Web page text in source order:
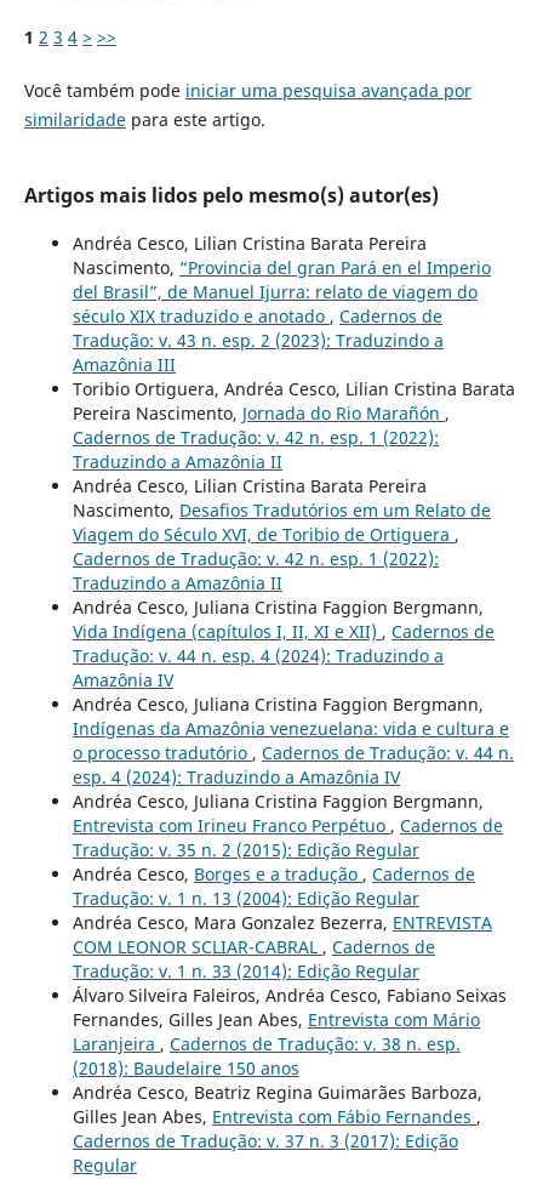
1 2 3 4 > >>
Você também pode iniciar uma pesquisa avançada por
similaridadepara este artigo.
Artigos mais lidos pelo mesmo(s) autor(es)
Andréa Cesco, Lilian Cristina Barata Pereira
Nascimento, “Provincia del gran Pará en el Imperio
del Brasil”, de Manuel Ijurra: relato de viagem do
século XIX traduzido e anotado , Cadernos de
Tradução: v. 43 n. esp. 2 (2023): Traduzindo a
Amazônia III
Toribio Ortiguera, Andréa Cesco, Lilian Cristina Barata
Pereira Nascimento, Jornada do Rio Marañón ,
Cadernos de Tradução: v. 42 n. esp. 1 (2022):
Traduzindo a Amazônia II
Andréa Cesco, Lilian Cristina Barata Pereira
Nascimento, Desafios Tradutórios em um Relato de
Viagem do Século XVI, de Toribio de Ortiguera ,
Cadernos de Tradução: v. 42 n. esp. 1 (2022):
Traduzindo a Amazônia II
Andréa Cesco, Juliana Cristina Faggion Bergmann,
Vida Indígena (capítulos I, II, XI e XII) , Cadernos de
Tradução: v. 44 n. esp. 4 (2024): Traduzindo a
Amazônia IV
Andréa Cesco, Juliana Cristina Faggion Bergmann,
Indígenas da Amazônia venezuelana: vida e cultura e
o processo tradutório , Cadernos de Tradução: v. 44 n.
esp. 4 (2024): Traduzindo a Amazônia IV
Andréa Cesco, Juliana Cristina Faggion Bergmann,
Entrevista com Irineu Franco Perpétuo , Cadernos de
Tradução: v. 35 n. 2 (2015): Edição Regular
Andréa Cesco, Borges e a tradução , Cadernos de
Tradução: v. 1 n. 13 (2004): Edição Regular
Andréa Cesco, Mara Gonzalez Bezerra, ENTREVISTA
COM LEONOR SCLIAR-CABRAL , Cadernos de
Tradução: v. 1 n. 33 (2014): Edição Regular
Álvaro Silveira Faleiros, Andréa Cesco, Fabiano Seixas
Fernandes, Gilles Jean Abes, Entrevista com Mário
Laranjeira , Cadernos de Tradução: v. 38 n. esp.
(2018): Baudelaire 150 anos
Andréa Cesco, Beatriz Regina Guimarães Barboza,
Gilles Jean Abes, Entrevista com Fábio Fernandes ,
Cadernos de Tradução: v. 37 n. 3 (2017): Edição
Regular